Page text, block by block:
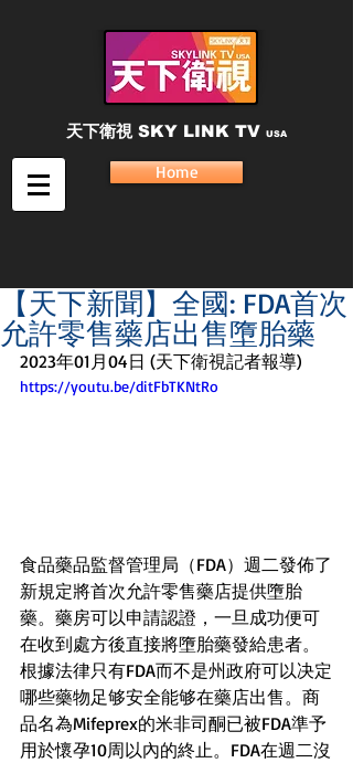
天下衛視 SKY LINK TV USA
Home
【天下新聞】全國: FDA首次
允許零售藥店出售墮胎藥
2023年01月04日 (天下衛視記者報導)
https://youtu.be/ditFbTKNtRo
食品藥品監督管理局（FDA）週二發佈了
新規定將首次允許零售藥店提供墮胎
藥。藥房可以申請認證，一旦成功便可
在收到處方後直接將墮胎藥發給患者。
根據法律只有FDA而不是州政府可以决定
哪些藥物足够安全能够在藥店出售。商
品名為Mifeprex的米非司酮已被FDA準予
用於懷孕10周以內的終止。FDA在週二沒